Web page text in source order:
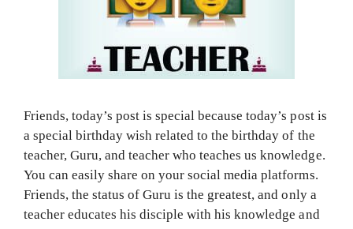
Friends, today’s post is special because today’s post is
a special birthday wish related to the birthday of the
teacher, Guru, and teacher who teaches us knowledge.
You can easily share on your social media platforms.
Friends, the status of Guru is the greatest, and only a
teacher educates his disciple with his knowledge and